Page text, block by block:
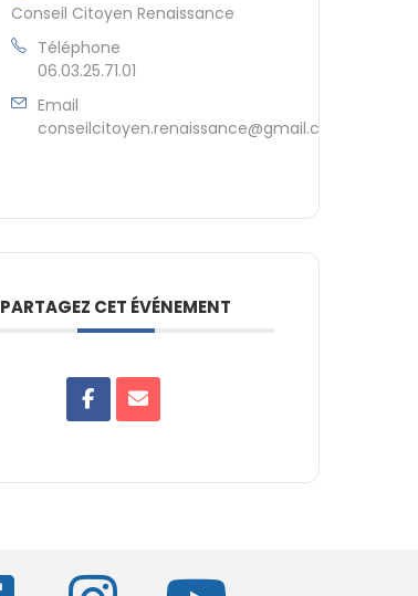
Conseil Citoyen Renaissance
Téléphone
06.03.25.71.01
Email
conseilcitoyen.renaissance@gmail.com
PARTAGEZ CET ÉVÉNEMENT